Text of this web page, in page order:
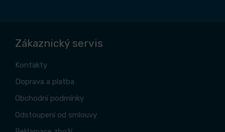
Zákaznický servis
Kontakty
Doprava a platba
Obchodní podmínky
Odstoupení od smlouvy